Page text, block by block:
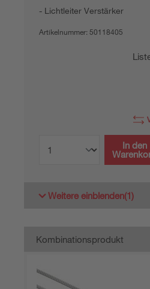
Lichtleiter Verstärker
Artikelnummer: 50118405
In den
Weitere einblenden(1)
Kombinationsprodukt